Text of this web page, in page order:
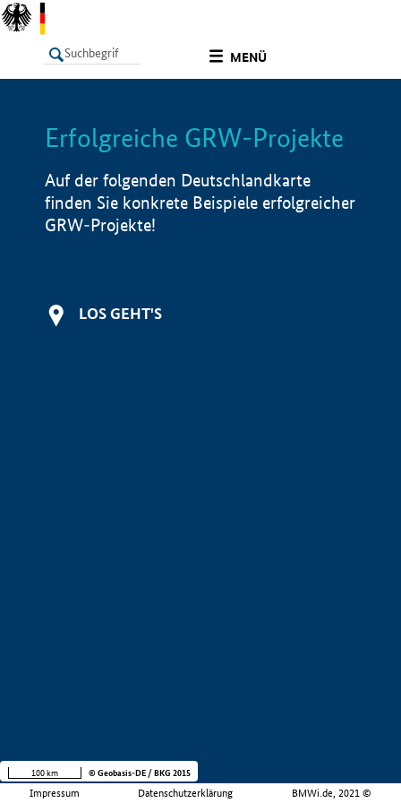
MENÜ
LISTE Info
Erfolgreiche GRW-Projekte
Auf der folgenden Deutschlandkarte
finden Sie konkrete Beispiele erfolgreicher
GRW-Projekte!
LOS GEHT'S
Impressum Datenschutzerklärung BMWi.de, 2021 ©
100 km © Geobasis-DE / BKG 2015